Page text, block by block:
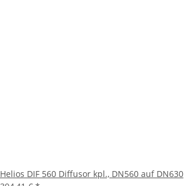
Helios DIF 560 Diffusor kpl., DN560 auf DN630